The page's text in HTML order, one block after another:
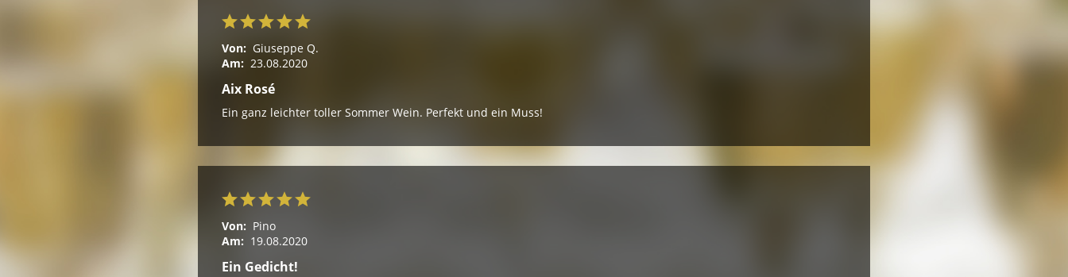
Von: Giuseppe Q.
Am: 23.08.2020
Aix Rosé
Ein ganz leichter toller Sommer Wein. Perfekt und ein Muss!
Von: Pino
Am: 19.08.2020
Ein Gedicht!